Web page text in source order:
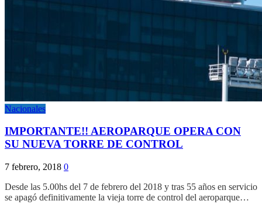
Nacionales
IMPORTANTE!! AEROPARQUE OPERA CON
SU NUEVA TORRE DE CONTROL
7 febrero, 2018 0
Desde las 5.00hs del 7 de febrero del 2018 y tras 55 años en servicio
se apagó definitivamente la vieja torre de control del aeroparque…